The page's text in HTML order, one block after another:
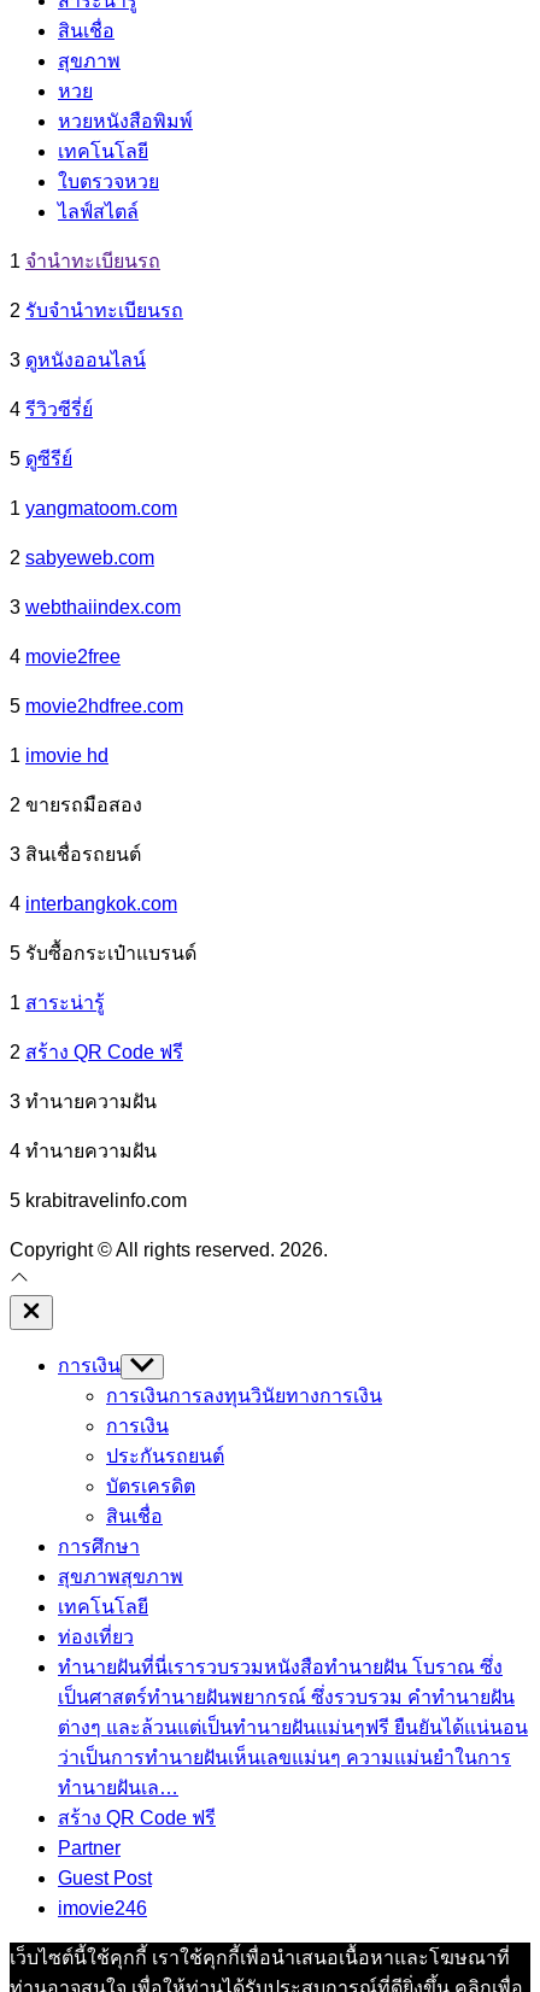
สินเชื่อ
สุขภาพ
หวย
หวยหนังสือพิมพ์
เทคโนโลยี
ใบตรวจหวย
ไลฟ์สไตล์
1 จํานําทะเบียนรถ
2 รับจํานําทะเบียนรถ
3 ดูหนังออนไลน์
4 รีวิวซีรี่ย์
5 ดูซีรีย์
1 yangmatoom.com
2 sabyeweb.com
3 webthaiindex.com
4 movie2free
5 movie2hdfree.com
1 imovie hd
2 ขายรถมือสอง
3 สินเชื่อรถยนต์
4 interbangkok.com
5 รับซื้อกระเป๋าแบรนด์
1 สาระน่ารู้
2 สร้าง QR Code ฟรี
3 ทํานายความฝัน
4 ทํานายความฝัน
5 krabitravelinfo.com
Copyright © All rights reserved. 2026.
Close
Off
การเงิน Show
sub
menu
การเงินการลงทุนวินัยทางการเงิน
การเงิน
ประกันรถยนต์
บัตรเครดิต
สินเชื่อ
การศึกษา
สุขภาพสุขภาพ
เทคโนโลยี
ท่องเที่ยว
ทำนายฝันที่นี่เรารวบรวมหนังสือทำนายฝัน โบราณ ซึ่ง
เป็นศาสตร์ทำนายฝันพยากรณ์ ซึ่งรวบรวม คำทํานายฝัน
ต่างๆ และล้วนแต่เป็นทํานายฝันแม่นๆฟรี ยืนยันได้แน่นอน
ว่าเป็นการทำนายฝันเห็นเลขแม่นๆ ความแม่นยำในการ
ทํานายฝันเล…
สร้าง QR Code ฟรี
Partner
Guest Post
imovie246
เว็บไซต์นี้ใช้คุกกี้ เราใช้คุกกี้เพื่อนำเสนอเนื้อหาและโฆษณาที่
ท่านอาจสนใจ เพื่อให้ท่านได้รับประสบการณ์ที่ดียิ่งขึ้น คลิกเพื่อ